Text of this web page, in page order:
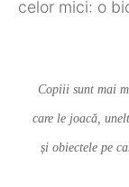
celor mici: o
Copiii sunt mai
care le joacă,
și obiectele pe